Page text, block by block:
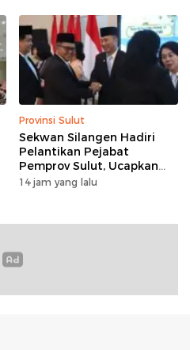
Provinsi Sulut
Sekwan Silangen Hadiri
Pelantikan Pejabat
Pemprov Sulut, Ucapkan
Selamat kepada Jahja
14 jam yang lalu